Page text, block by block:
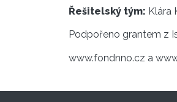
Řešitelský tým: Klára
Podpořeno grantem z
www.fondnno.cz a